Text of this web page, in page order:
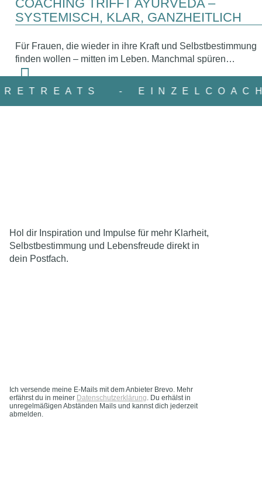
COACHING TRIFFT AYURVEDA –
SYSTEMISCH, KLAR, GANZHEITLICH
Für Frauen, die wieder in ihre Kraft und Selbstbestimmung
finden wollen – mitten im Leben. Manchmal spüren…
-
RETREATS
Hol dir Inspiration und Impulse für mehr Klarheit,
Selbstbestimmung und Lebensfreude direkt in
dein Postfach.
Ich versende meine E-Mails mit dem Anbieter Brevo. Mehr
erfährst du in meiner Datenschutzerklärung . Du erhälst in
unregelmäßigen Abständen Mails und kannst dich jederzeit
abmelden.